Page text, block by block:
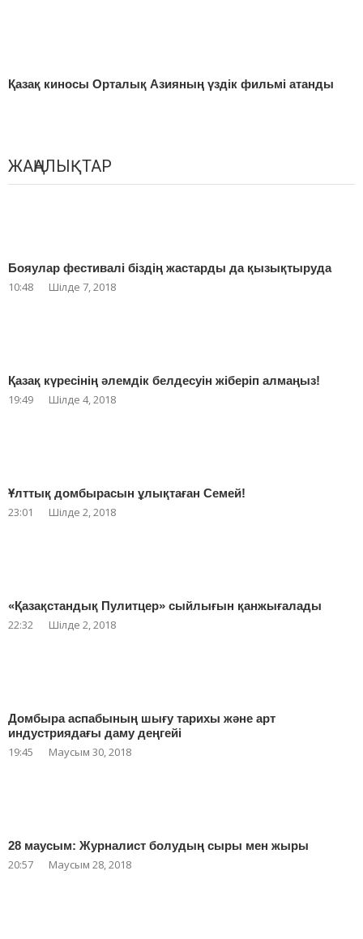
Қазақ киносы Орталық Азияның үздік фильмі атанды
ЖАҢАЛЫҚТАР
Бояулар фестивалі біздің жастарды да қызықтыруда
10:48 Шілде 7, 2018
Қазақ күресінің әлемдік белдесуін жіберіп алмаңыз!
19:49 Шілде 4, 2018
Ұлттық домбырасын ұлықтаған Семей!
23:01 Шілде 2, 2018
«Қазақстандық Пулитцер» сыйлығын қанжығалады
22:32 Шілде 2, 2018
Домбыра аспабының шығу тарихы және арт
индустриядағы даму деңгейі
19:45 Маусым 30, 2018
28 маусым: Журналист болудың сыры мен жыры
20:57 Маусым 28, 2018